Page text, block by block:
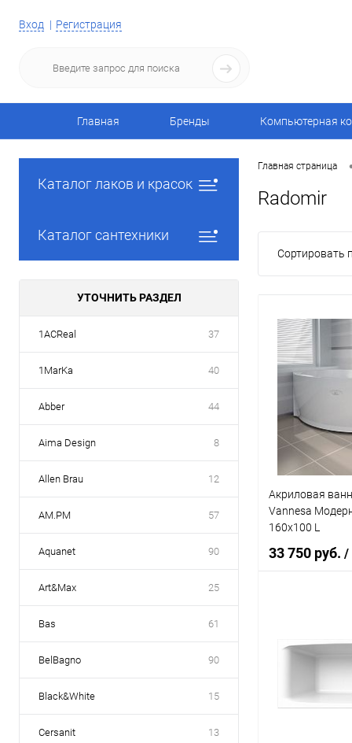
Вход Регистрация
Главная Бренды Компьютерная
Каталог лаков и красок
Каталог сантехники
УТОЧНИТЬ РАЗДЕЛ
1ACReal 37
1MarKa 40
Abber 44
Aima Design 8
Allen Brau 12
AM.PM 57
Aquanet 90
Art&Max 25
Bas 61
BelBagno 90
Black&White 15
Cersanit 13
Главная страница
Radomir
Сортировать
Акриловая
Vannesa
160x100 L
33 750 руб. /